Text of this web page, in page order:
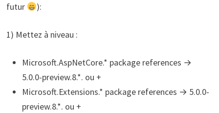
futur
):
1) Mettez à niveau :
Microsoft.AspNetCore.* package references →
5.0.0-preview.8.*. ou +
Microsoft.Extensions.* package references → 5.0.0-
preview.8.*. ou +